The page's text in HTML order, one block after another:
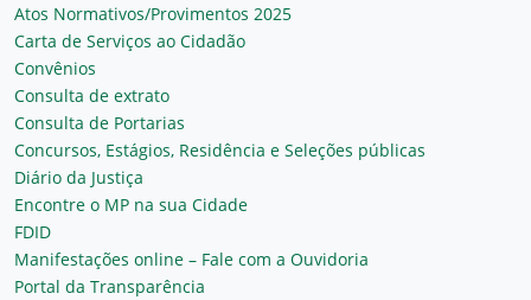
Atos Normativos/Provimentos 2025
Carta de Serviços ao Cidadão
Convênios
Consulta de extrato
Consulta de Portarias
Concursos, Estágios, Residência e Seleções públicas
Diário da Justiça
Encontre o MP na sua Cidade
FDID
Manifestações online – Fale com a Ouvidoria
Portal da Transparência